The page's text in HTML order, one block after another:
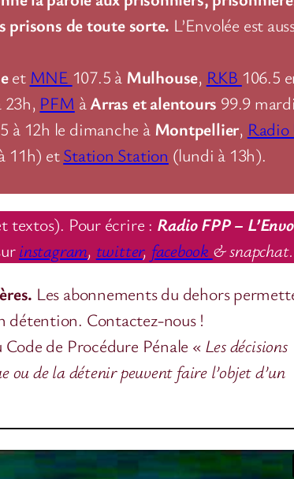
prisons de toute sorte. L’Envolée est
et MNE 107.5 à Mulhouse, RKB 106.5
23h, PFM àArras et alentours 99.9
à 12h le dimanche à Montpellier, Radio
11h) etStation Station (lundi à 13h).
textos). Pour écrire : Radio FPP –
instagram, twitter, facebook & snapchat.
Les abonnements du dehors
détention. Contactez-nous !
de Procédure Pénale « Les décisions
ou de la détenir peuvent faire l’objet d’un